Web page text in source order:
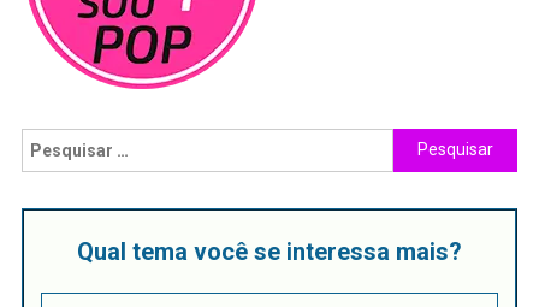
Qual tema você se interessa mais?